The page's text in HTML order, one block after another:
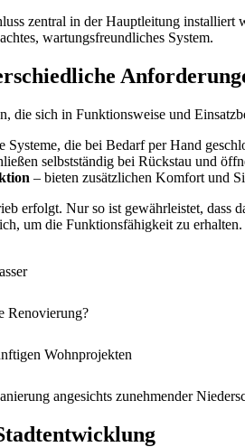
zentral in der Hauptleitung
wartungsfreundliches System.
die sich in Funktionsweise und
Systeme, die bei Bedarf per Hand
selbstständig bei Rückstau und
– bieten zusätzlichen Komfort und
erfolgt. Nur so ist gewährleistet,
um die Funktionsfähigkeit zu erhalten.
Renovierung?
Wohnprojekten
angesichts zunehmender